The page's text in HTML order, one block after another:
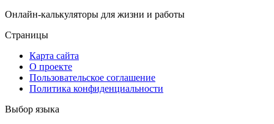
Онлайн-калькуляторы для жизни и работы
Страницы
Карта сайта
О проекте
Пользовательское соглашение
Политика конфиденциальности
Выбор языка